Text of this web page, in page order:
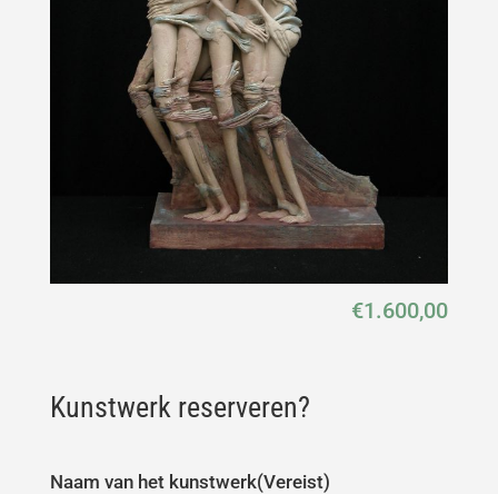
€1.600,00
Kunstwerk reserveren?
Naam van het kunstwerk(Vereist)